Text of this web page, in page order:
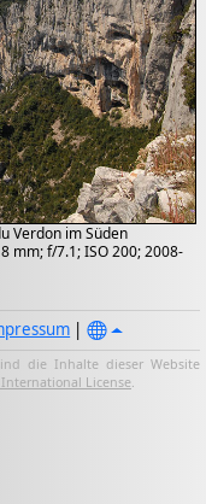
Verdon im Süden
mm; f/7.1; ISO 200; 2008-
|
die Inhalte dieser Website
License.